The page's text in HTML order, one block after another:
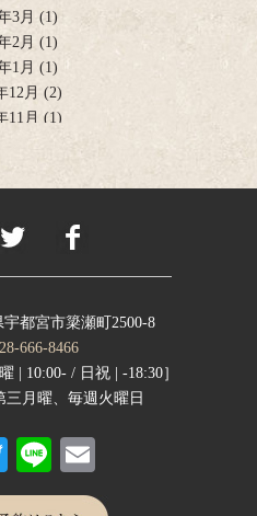
3月 (1)
2月 (1)
1月 (1)
12月 (2)
11月 (1)
8月(2)
4月
11月(2)
9月(1)
8月(1)
7月(1)
5月(1)
4月(1)
1月(1)
都宮市簗瀬町2500-8
666-8466
| 10:00- / 日祝 | -18:30］
三月曜、毎週火曜日
T
wi
Li
ne m